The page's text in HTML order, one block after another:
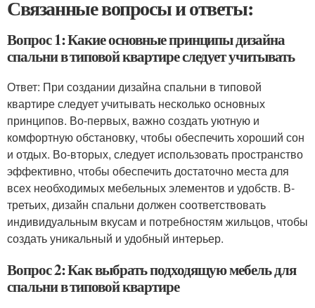
Связанные вопросы и ответы:
Вопрос 1: Какие основные принципы дизайна
спальни в типовой квартире следует учитывать
Ответ: При создании дизайна спальни в типовой
квартире следует учитывать несколько основных
принципов. Во-первых, важно создать уютную и
комфортную обстановку, чтобы обеспечить хороший сон
и отдых. Во-вторых, следует использовать пространство
эффективно, чтобы обеспечить достаточно места для
всех необходимых мебельных элементов и удобств. В-
третьих, дизайн спальни должен соответствовать
индивидуальным вкусам и потребностям жильцов, чтобы
создать уникальный и удобный интерьер.
Вопрос 2: Как выбрать подходящую мебель для
спальни в типовой квартире